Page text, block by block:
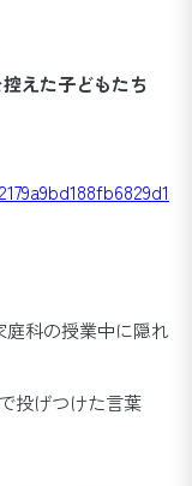
えた子どもたち
科の授業中に隠れ
投げつけた言葉